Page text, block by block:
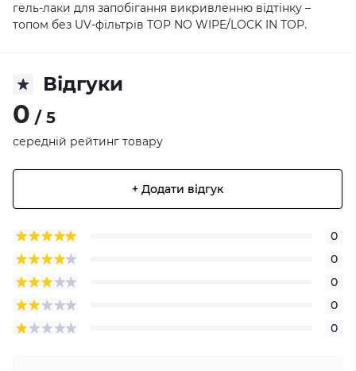
гель-лаки для запобігання викривленню відтінку –
топом без UV-фільтрів TOP NO WIPE/LOCK IN TOP.
Відгуки
0 / 5
середній рейтинг товару
+ Додати відгук
0
0
0
0
0